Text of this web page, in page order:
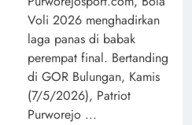
Voli 2026 menghadirkan
laga panas di babak
perempat final. Bertanding
di GOR Bulungan, Kamis
(7/5/2026), Patriot
Purworejo ...